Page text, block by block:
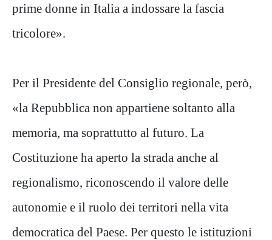
prime donne in Italia a indossare la fascia
tricolore».
Per il Presidente del Consiglio regionale, però,
«la Repubblica non appartiene soltanto alla
memoria, ma soprattutto al futuro. La
Costituzione ha aperto la strada anche al
regionalismo, riconoscendo il valore delle
autonomie e il ruolo dei territori nella vita
democratica del Paese. Per questo le istituzioni